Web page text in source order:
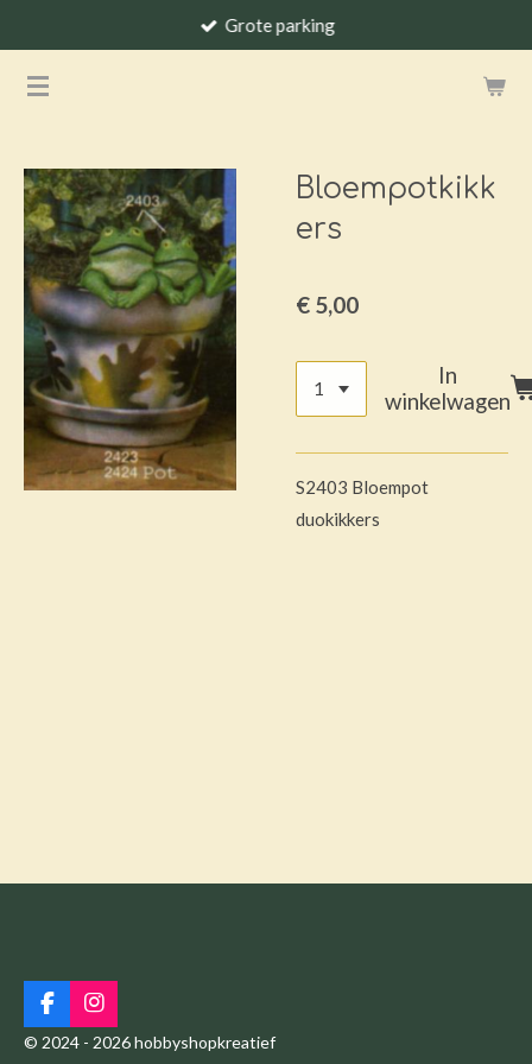
naar
Grote parking
Bloempotkikk
ers
€ 5,00
In
winkelwagen
S2403 Bloempot
duokikkers
F
a
c
I
n
s
© 2024 - 2026 hobbyshopkreatief